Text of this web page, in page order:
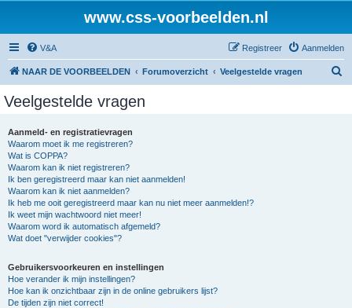
www.css-voorbeelden.nl
V&A Aanmelden
Registreer
NAAR DE VOORBEELDEN Forumoverzicht Veelgestelde vragen
Veelgestelde vragen
Aanmeld- en registratievragen
Waarom moet ik me registreren?
Wat is COPPA?
Waarom kan ik niet registreren?
Ik ben geregistreerd maar kan niet aanmelden!
Waarom kan ik niet aanmelden?
Ik heb me ooit geregistreerd maar kan nu niet meer aanmelden!?
Ik weet mijn wachtwoord niet meer!
Waarom word ik automatisch afgemeld?
Wat doet "verwijder cookies"?
Gebruikersvoorkeuren en instellingen
Hoe verander ik mijn instellingen?
Hoe kan ik onzichtbaar zijn in de online gebruikers lijst?
De tijden zijn niet correct!